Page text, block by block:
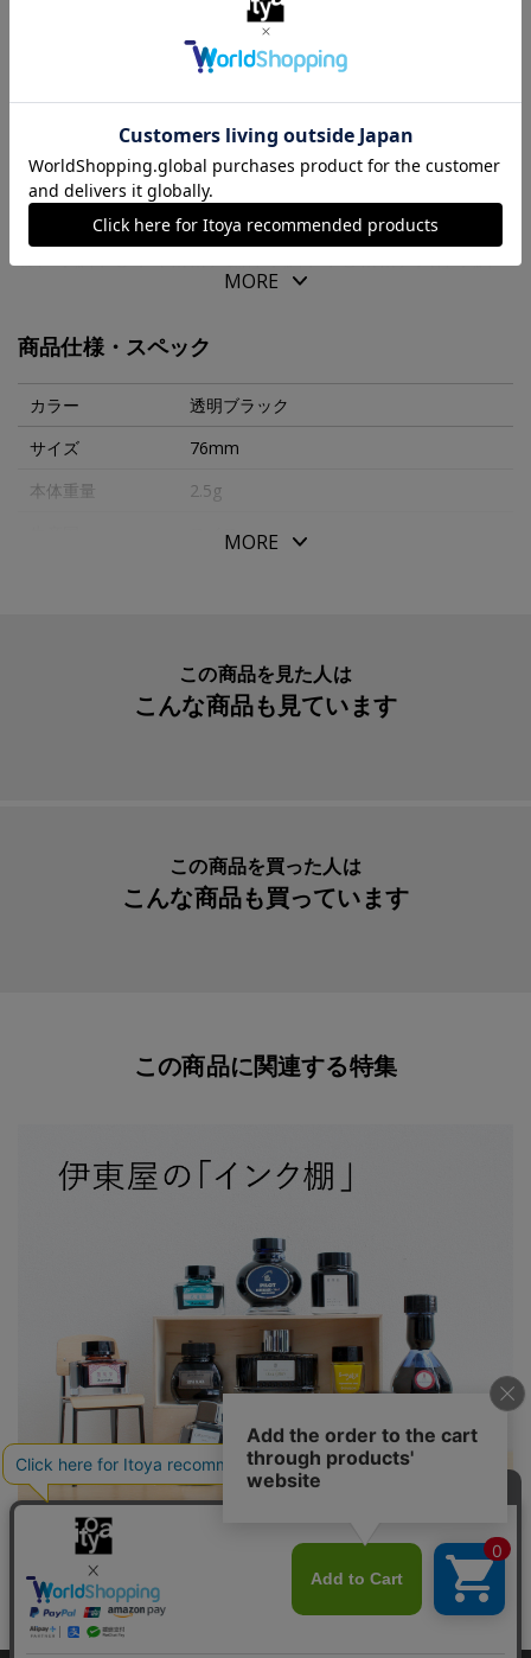
カランダッシュ万年筆「現行エクリドール・８４９を除
く、現行販売商品」に使用できるヨーロッパタイプのコン
バーターです。
長さ：約７５．４ｍｍ／軸径：約７．８ｍｍ／内径：約
２．６ｍｍ／外径：約４．２ｍｍ（旧品番 ００００－８
MORE
商品仕様・スペック
カラー
透明ブラック
サイズ
76mm
本体重量
2.5g
スイスMORE
この商品を見た人は
こんな商品も見ています
この商品を買った人は
こんな商品も買っています
この商品に関連する特集
伊東屋の「インク棚」 オンラインストアのインクが大集
結！